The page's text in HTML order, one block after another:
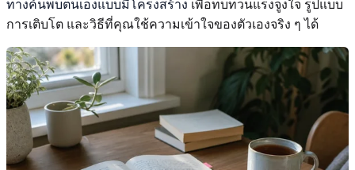
ทางค้นพบตนเองแบบมีโครงสร้าง เพื่อทบทวนแรงจูงใจ รูปแบบ
การเติบโต และวิธีที่คุณใช้ความเข้าใจของตัวเองจริง ๆ ได้